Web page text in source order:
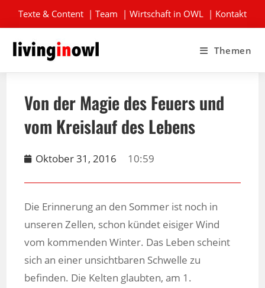
Texte & Content | Team | Wirtschaft in OWL | Kontakt
Themen
Von der Magie des Feuers und
vom Kreislauf des Lebens
Oktober 31, 2016 10:59
Die Erinnerung an den Sommer ist noch in
unseren Zellen, schon kündet eisiger Wind
vom kommenden Winter. Das Leben scheint
sich an einer unsichtbaren Schwelle zu
befinden. Die Kelten glaubten, am 1.